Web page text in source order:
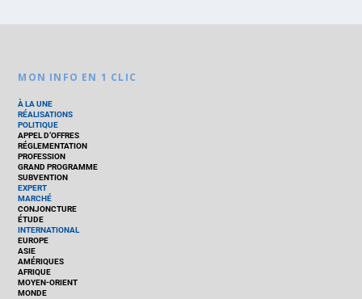
MON INFO EN 1 CLIC
À LA UNE
RÉALISATIONS
POLITIQUE
APPEL D’OFFRES
RÉGLEMENTATION
PROFESSION
GRAND PROGRAMME
SUBVENTION
EXPERT
MARCHÉ
CONJONCTURE
ÉTUDE
INTERNATIONAL
EUROPE
ASIE
AMÉRIQUES
AFRIQUE
MOYEN-ORIENT
MONDE